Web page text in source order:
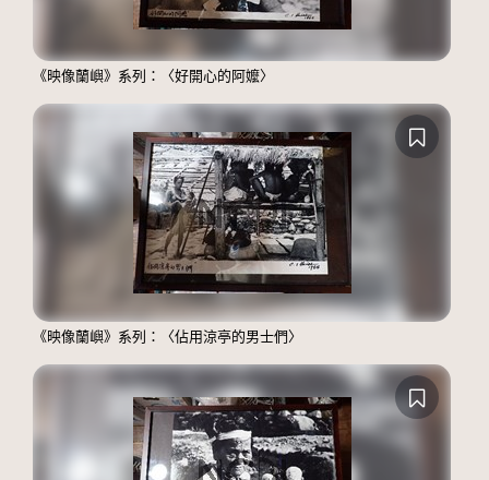
《映像蘭嶼》系列：〈好開心的阿嬤〉
《映像蘭嶼》系列：〈佔用涼亭的男士們〉